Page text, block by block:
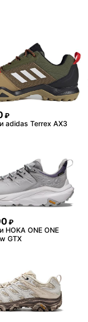
₽
adidas Terrex AX3
₽
HOKA ONE ONE
GTX